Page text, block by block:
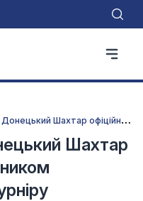
Л
іга чемпіонів. Донецький Шахтар офіційно став учасником основного етапу турніру
Шахтар